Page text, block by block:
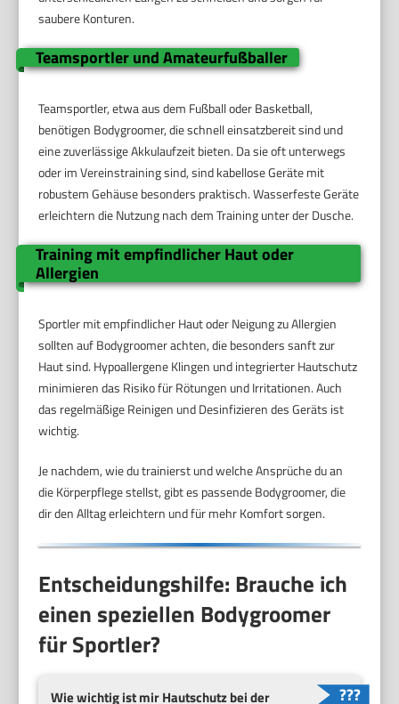
saubere Konturen.
Teamsportler und Amateurfußballer
Teamsportler, etwa aus dem Fußball oder Basketball,
benötigen Bodygroomer, die schnell einsatzbereit sind und
eine zuverlässige Akkulaufzeit bieten. Da sie oft unterwegs
oder im Vereinstraining sind, sind kabellose Geräte mit
robustem Gehäuse besonders praktisch. Wasserfeste Geräte
erleichtern die Nutzung nach dem Training unter der Dusche.
Training mit empfindlicher Haut oder
Allergien
Sportler mit empfindlicher Haut oder Neigung zu Allergien
sollten auf Bodygroomer achten, die besonders sanft zur
Haut sind. Hypoallergene Klingen und integrierter Hautschutz
minimieren das Risiko für Rötungen und Irritationen. Auch
das regelmäßige Reinigen und Desinfizieren des Geräts ist
wichtig.
Je nachdem, wie du trainierst und welche Ansprüche du an
die Körperpflege stellst, gibt es passende Bodygroomer, die
dir den Alltag erleichtern und für mehr Komfort sorgen.
Entscheidungshilfe: Brauche ich
einen speziellen Bodygroomer
für Sportler?
Wie wichtig ist mir Hautschutz bei der